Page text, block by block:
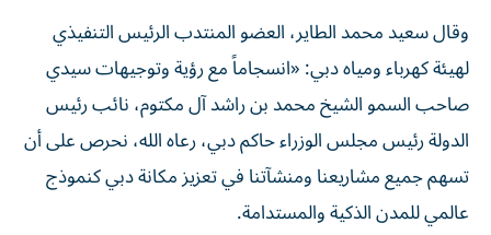
وقال سعيد محمد الطاير، العضو المنتدب الرئيس التنفيذي
لهيئة كهرباء ومياه دبي: «انسجاماً مع رؤية وتوجيهات سيدي
صاحب السمو الشيخ محمد بن راشد آل مكتوم، نائب رئيس
الدولة رئيس مجلس الوزراء حاكم دبي، رعاه الله، نحرص على أن
تسهم جميع مشاريعنا ومنشآتنا في تعزيز مكانة دبي كنموذج
عالمي للمدن الذكية والمستدامة.